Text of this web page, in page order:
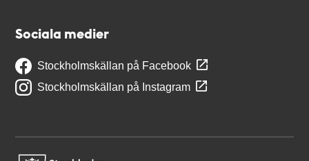
Sociala medier
Stockholmskällan på Facebook
Stockholmskällan på Instagram